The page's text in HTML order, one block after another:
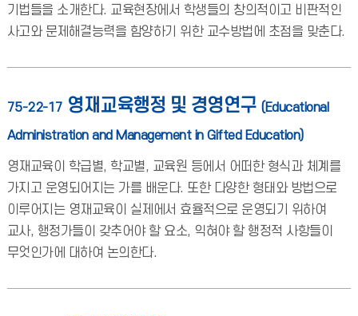
기법들을 소개한다. 교육현장에서 학생들의 창의적이고 비판적인
사고와 문제해결능력을 함양하기 위한 교수방법에 초점을 맞춘다.
75-22-17 영재교육행정 및 경영연구 (Educational
Administration and Management in Gifted Education)
영재교육이 학급별, 학교별, 교육원 등에서 어떠한 형식과 체계를
가지고 운영되어지는 가를 배운다. 또한 다양한 형태와 방법으로
이루어지는 영재교육이 실제에서 효율적으로 운영되기 위하여
교사, 행정가들이 갖추어야 할 요소, 익혀야 할 행정적 사항들이
무엇인가에 대하여 논의한다.